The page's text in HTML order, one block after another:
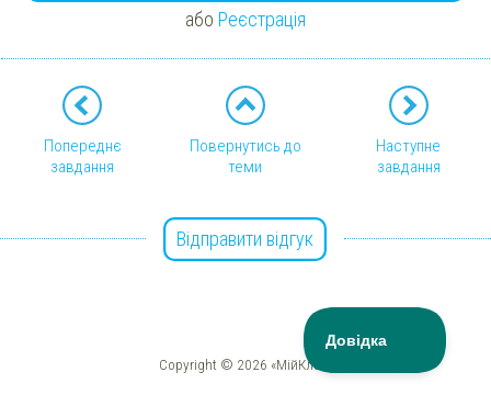
або Реєстрація
Попереднє
завдання
Повернутись до
теми
Наступне
завдання
Відправити відгук
Copyright © 2026 «МійКлас»